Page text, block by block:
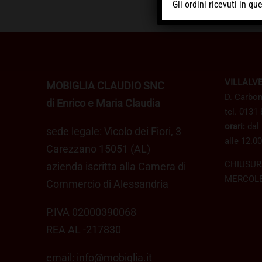
MOBIGLIA CLAUDIO SNC
di Enrico e Maria Claudia
sede legale: Vicolo dei Fiori, 3
Carezzano 15051 (AL)
azienda iscritta alla Camera di
Commercio di Alessandria
P.IVA 02000390068
REA AL -217830
email: info@mobiglia.it
D.
tel. 0131
orari: dal
alle
Gli ordini ricevuti in